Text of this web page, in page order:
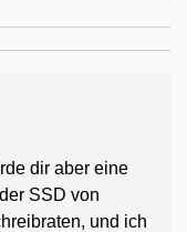
dir aber eine
SSD von
und ich